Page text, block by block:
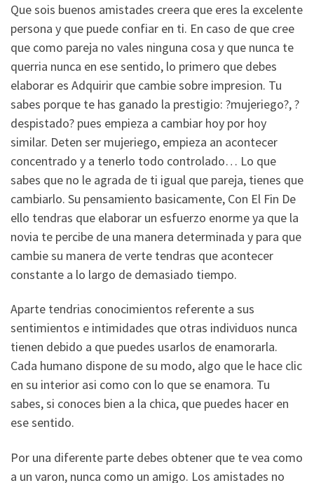
Que sois buenos amistades creera que eres la excelente
persona y que puede confiar en ti. En caso de que cree
que como pareja no vales ninguna cosa y que nunca te
querria nunca en ese sentido, lo primero que debes
elaborar es Adquirir que cambie sobre impresion. Tu
sabes porque te has ganado la prestigio: ?mujeriego?, ?
despistado? pues empieza a cambiar hoy por hoy
similar. Deten ser mujeriego, empieza an acontecer
concentrado y a tenerlo todo controlado… Lo que
sabes que no le agrada de ti igual que pareja, tienes que
cambiarlo. Su pensamiento basicamente, Con El Fin De
ello tendras que elaborar un esfuerzo enorme ya que la
novia te percibe de una manera determinada y para que
cambie su manera de verte tendras que acontecer
constante a lo largo de demasiado tiempo.
Aparte tendri­as conocimientos referente a sus
sentimientos e intimidades que otras individuos nunca
tienen debido a que puedes usarlos de enamorarla.
Cada humano dispone de su modo, algo que le hace clic
en su interior asi­ como con lo que se enamora. Tu
sabes, si conoces bien a la chica, que puedes hacer en
ese sentido.
Por una diferente parte debes obtener que te vea como
a un varon, nunca como un amigo. Los amistades no